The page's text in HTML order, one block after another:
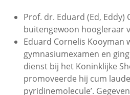
Prof. dr. Eduard (Ed,
buitengewoon hoogleraar
Eduard Cornelis Kooyman
gymnasiumexamen en
dienst bij het Koninklijke
promoveerde hij cum
pyridinemolecule’.